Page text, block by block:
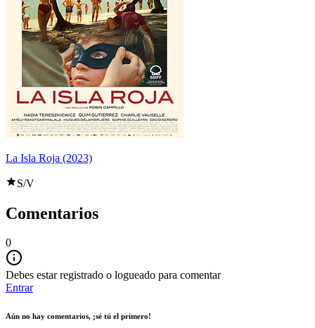
La Isla Roja (2023)
S/V
Comentarios
0
Debes estar registrado o logueado para comentar
Entrar
Aún no hay comentarios, ¡sé tú el primero!